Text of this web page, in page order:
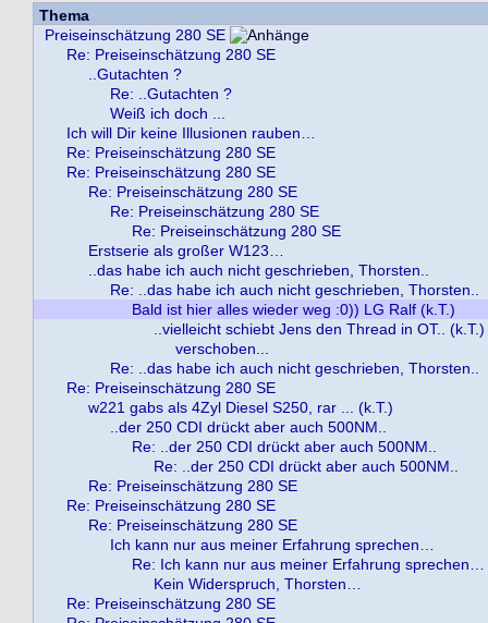
Thema
Preiseinschätzung 280 SE
Re: Preiseinschätzung 280 SE
..Gutachten ?
Re: ..Gutachten ?
Weiß ich doch ...
Ich will Dir keine Illusionen rauben…
Re: Preiseinschätzung 280 SE
Re: Preiseinschätzung 280 SE
Re: Preiseinschätzung 280 SE
Re: Preiseinschätzung 280 SE
Re: Preiseinschätzung 280 SE
Erstserie als großer W123…
..das habe ich auch nicht geschrieben, Thorsten..
Re: ..das habe ich auch nicht geschrieben, Thorsten..
Bald ist hier alles wieder weg :0)) LG Ralf (k.T.)
..vielleicht schiebt Jens den Thread in OT.. (k.T.)
verschoben...
Re: ..das habe ich auch nicht geschrieben, Thorsten..
Re: Preiseinschätzung 280 SE
w221 gabs als 4Zyl Diesel S250, rar ... (k.T.)
..der 250 CDI drückt aber auch 500NM..
Re: ..der 250 CDI drückt aber auch 500NM..
Re: ..der 250 CDI drückt aber auch 500NM..
Re: Preiseinschätzung 280 SE
Re: Preiseinschätzung 280 SE
Re: Preiseinschätzung 280 SE
Ich kann nur aus meiner Erfahrung sprechen…
Re: Ich kann nur aus meiner Erfahrung sprechen…
Kein Widerspruch, Thorsten…
Re: Preiseinschätzung 280 SE